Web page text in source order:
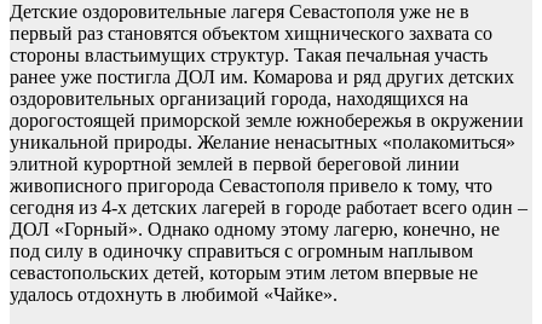
Детские оздоровительные лагеря Севастополя уже не в
первый раз становятся объектом хищнического захвата со
стороны властьимущих структур. Такая печальная участь
ранее уже постигла ДОЛ им. Комарова и ряд других детских
оздоровительных организаций города, находящихся на
дорогостоящей приморской земле южнобережья в окружении
уникальной природы. Желание ненасытных «полакомиться»
элитной курортной землей в первой береговой линии
живописного пригорода Севастополя привело к тому, что
сегодня из 4-х детских лагерей в городе работает всего один –
ДОЛ «Горный». Однако одному этому лагерю, конечно, не
под силу в одиночку справиться с огромным наплывом
севастопольских детей, которым этим летом впервые не
удалось отдохнуть в любимой «Чайке».